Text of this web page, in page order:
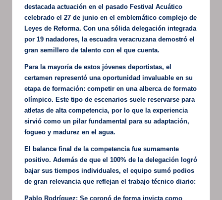
destacada actuación en el pasado Festival Acuático
celebrado el 27 de junio en el emblemático complejo de
Leyes de Reforma. Con una sólida delegación integrada
por 19 nadadores, la escuadra veracruzana demostró el
gran semillero de talento con el que cuenta.
Para la mayoría de estos jóvenes deportistas, el
certamen representó una oportunidad invaluable en su
etapa de formación: competir en una alberca de formato
olímpico. Este tipo de escenarios suele reservarse para
atletas de alta competencia, por lo que la experiencia
sirvió como un pilar fundamental para su adaptación,
fogueo y madurez en el agua.
El balance final de la competencia fue sumamente
positivo. Además de que el 100% de la delegación logró
bajar sus tiempos individuales, el equipo sumó podios
de gran relevancia que reflejan el trabajo técnico diario:
Pablo Rodríguez: Se coronó de forma invicta como